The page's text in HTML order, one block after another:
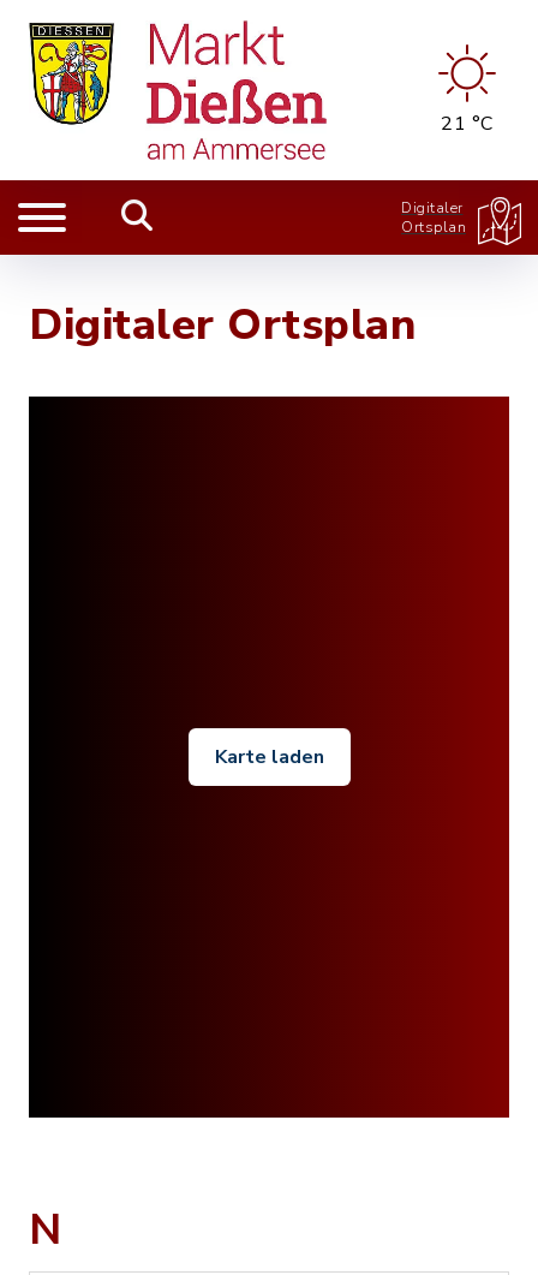
21 °C
Digitaler
Ortsplan
Digitaler Ortsplan
Karte laden
N